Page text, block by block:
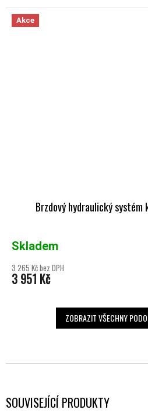
SOUVISEJÍCÍ PRODUKTY
Akce
Brzdový hydraulický systém
Skladem
3 265 Kč bez DPH
3 951 Kč
ZOBRAZIT VŠECHNY